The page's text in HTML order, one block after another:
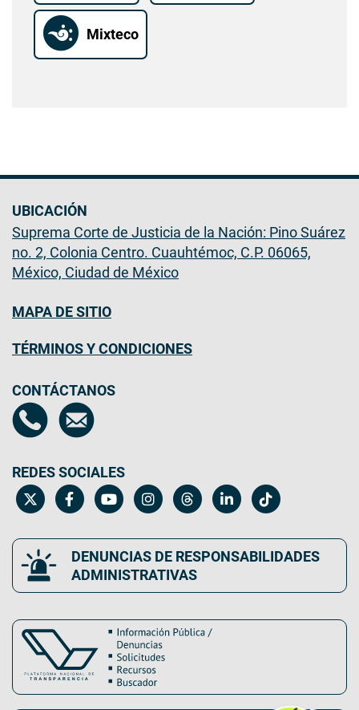
Mixteco
UBICACIÓN
Suprema Corte de Justicia de la Nación: Pino Suárez
no. 2, Colonia Centro. Cuauhtémoc, C.P. 06065,
México, Ciudad de México
MAPA DE SITIO
TÉRMINOS Y CONDICIONES
CONTÁCTANOS
REDES SOCIALES
DENUNCIAS DE RESPONSABILIDADES
ADMINISTRATIVAS